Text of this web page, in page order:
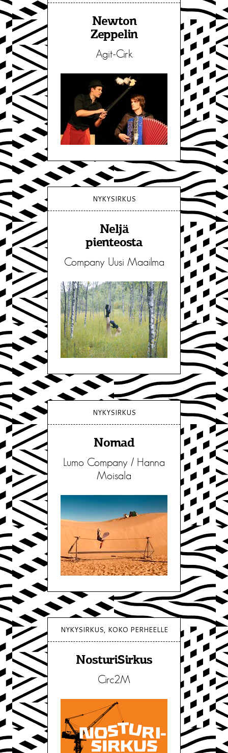
NYKYSIRKUS
Neljä
pienteosta
Company Uusi Maailma
Newton
Zeppelin
Agit-Cirk
NYKYSIRKUS
Nomad
Lumo Company / Hanna
Moisala
NYKYSIRKUS, KOKO PERHEELLE
NosturiSirkus
Circ2M